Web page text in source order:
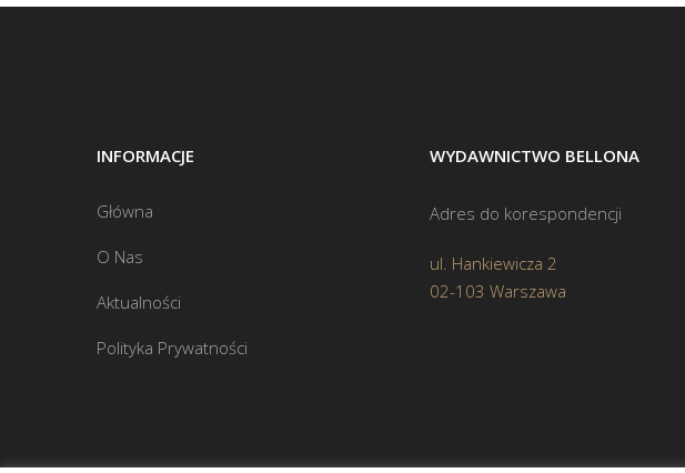
INFORMACJE
Główna
O Nas
Aktualności
Polityka Prywatności
WYDAWNICTWO BELLONA
Adres do korespondencji
ul. Hankiewicza 2
02-103 Warszawa